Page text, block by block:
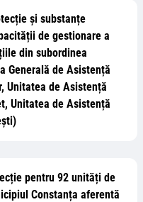
și substanțe
de gestionare a
din subordinea
Generală de Asistență
Unitatea de Asistență
Unitatea de Asistență
pentru 92 unități de
Constanța aferentă